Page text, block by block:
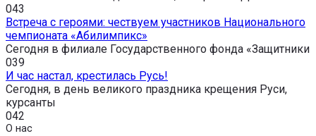
043
Встреча с героями: чествуем участников Национального
чемпионата «Абилимпикс»
Сегодня в филиале Государственного фонда «Защитники
039
И час настал, крестилась Русь!
Сегодня, в день великого праздника крещения Руси,
курсанты
042
О нас